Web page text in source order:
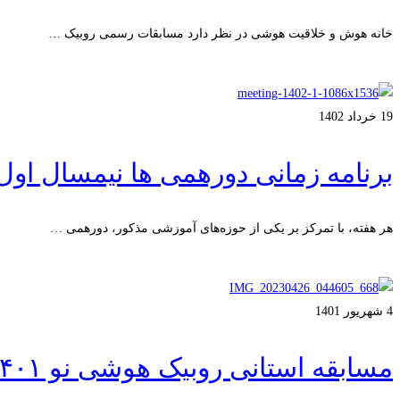
خانه هوش و خلاقیت هوشی در نظر دارد مسابقات رسمی روبیک …
19 خرداد 1402
برنامه زمانی دورهمی ها نیمسال اول
هر هفته، با تمرکز بر یکی از حوزه‌های آموزشی مذکور، دورهمی …
4 شهریور 1401
مسابقه استانی روبیک هوشی نو ۱۴۰۱